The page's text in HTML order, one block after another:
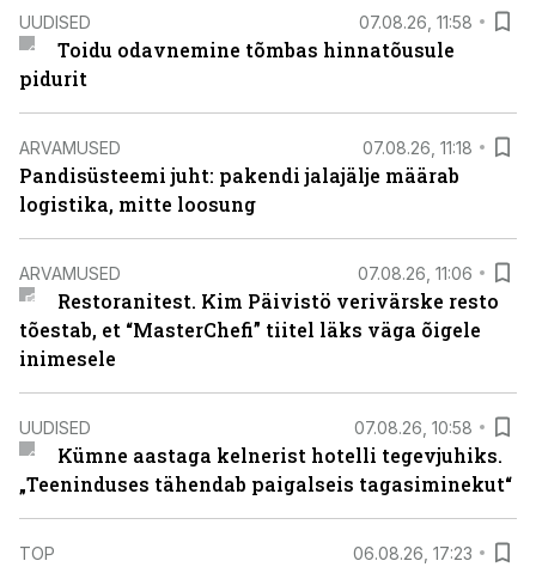
UUDISED 07.08.26, 11:58
Toidu odavnemine tõmbas hinnatõusule
pidurit
ARVAMUSED 07.08.26, 11:18
Pandisüsteemi juht: pakendi jalajälje määrab
logistika, mitte loosung
ARVAMUSED 07.08.26, 11:06
Restoranitest. Kim Päivistö verivärske resto
tõestab, et “MasterChefi” tiitel läks väga õigele
inimesele
UUDISED 07.08.26, 10:58
Kümne aastaga kelnerist hotelli tegevjuhiks.
„Teeninduses tähendab paigalseis tagasiminekut“
TOP 06.08.26, 17:23